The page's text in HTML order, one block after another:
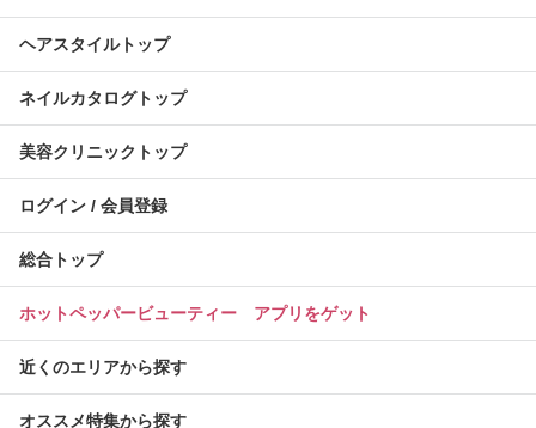
ヘアスタイルトップ
ネイルカタログトップ
美容クリニックトップ
ログイン / 会員登録
総合トップ
ホットペッパービューティー アプリをゲット
近くのエリアから探す
オススメ特集から探す